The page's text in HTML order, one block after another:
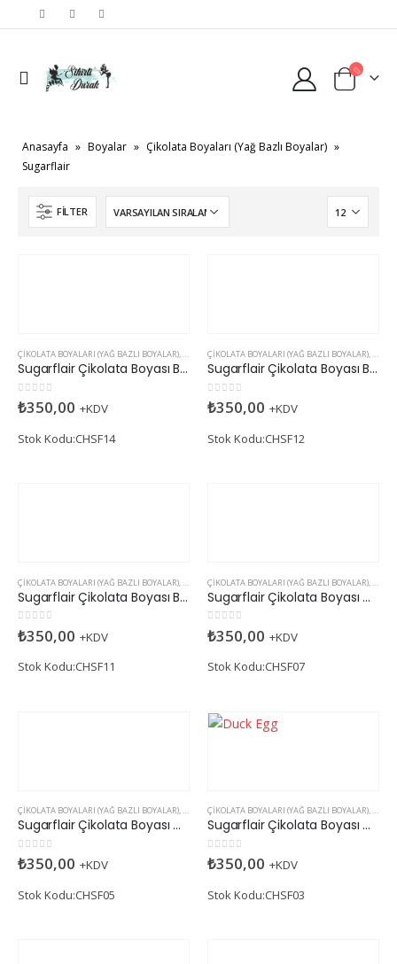
Anasayfa » Boyalar » Çikolata Boyaları (Yağ Bazlı Boyalar) »
Sugarflair
FILTER
ÇIKOLATA BOYALARI (YAĞ BAZLI BOYALAR), SUGARFLAIR
Sugarflair Çikolata Boyası Black (Yağ Bazlı)
05 üzerinden
₺350,00 +KDV
Stok Kodu:CHSF14
ÇIKOLATA BOYALARI (YAĞ BAZLI BOYALAR),
Sugarflair Çikolata Boyası Brown (Yağ Bazlı)
05 üzerinden
₺350,00 +KDV
Stok Kodu:CHSF12
ÇIKOLATA BOYALARI (YAĞ BAZLI BOYALAR), SUGARFLAIR
Sugarflair Çikolata Boyası Burgundy (Yağ Bazlı)
05 üzerinden
₺350,00 +KDV
Stok Kodu:CHSF11
ÇIKOLATA BOYALARI (YAĞ BAZLI BOYALAR),
Sugarflair Çikolata Boyası Dark Blue (Yağ Bazlı)
05 üzerinden
₺350,00 +KDV
Stok Kodu:CHSF07
ÇIKOLATA BOYALARI (YAĞ BAZLI BOYALAR), SUGARFLAIR
Sugarflair Çikolata Boyası Dark Green (Yağ Bazlı)
05 üzerinden
₺350,00 +KDV
Stok Kodu:CHSF05
ÇIKOLATA BOYALARI (YAĞ BAZLI BOYALAR),
Sugarflair Çikolata Boyası Duck Egg (Yağ Bazlı)
05 üzerinden
₺350,00 +KDV
Stok Kodu:CHSF03